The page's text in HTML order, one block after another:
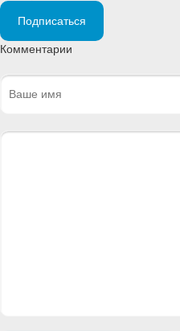
Подписаться
Комментарии